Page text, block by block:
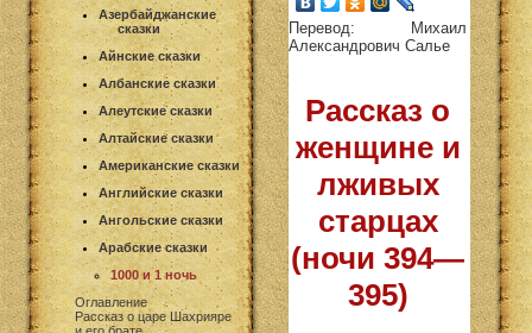
Азербайджанские
сказки
Айнские сказки
Албанские сказки
Алеутские сказки
Алтайские сказки
Американские сказки
Английские сказки
Ангольские сказки
Арабские сказки
1000 и 1 ночь
Оглавление
Рассказ о царе Шахрияре
Перевод: Михаил
Александрович Салье
Рассказ о
женщине и
лживых
старцах
(ночи 394—
395)